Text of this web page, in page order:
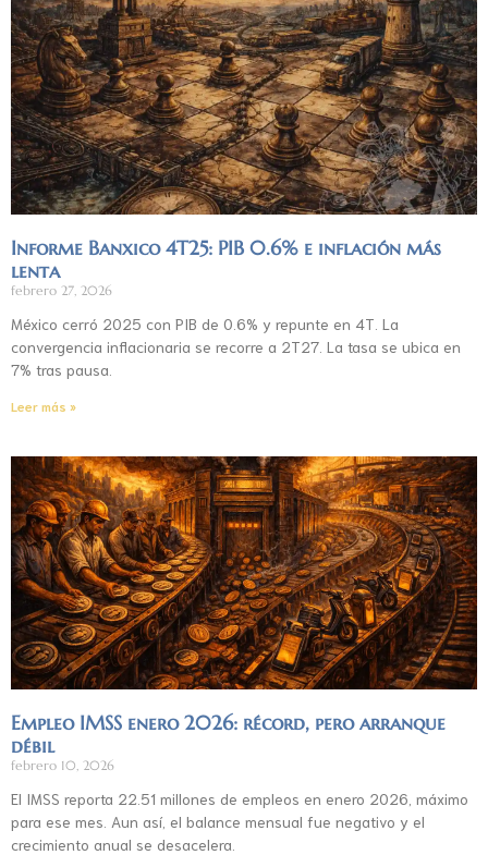
Informe Banxico 4T25: PIB 0.6% e inflación más
lenta
febrero 27, 2026
México cerró 2025 con PIB de 0.6% y repunte en 4T. La
convergencia inflacionaria se recorre a 2T27. La tasa se ubica en
7% tras pausa.
Leer más »
Empleo IMSS enero 2026: récord, pero arranque
débil
febrero 10, 2026
El IMSS reporta 22.51 millones de empleos en enero 2026, máximo
para ese mes. Aun así, el balance mensual fue negativo y el
crecimiento anual se desacelera.